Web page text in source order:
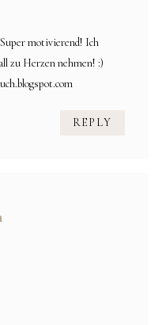
motivierend! Ich
zu Herzen nehmen! :)
REPLY